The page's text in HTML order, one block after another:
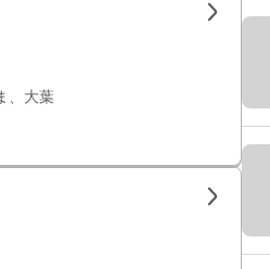
、大葉